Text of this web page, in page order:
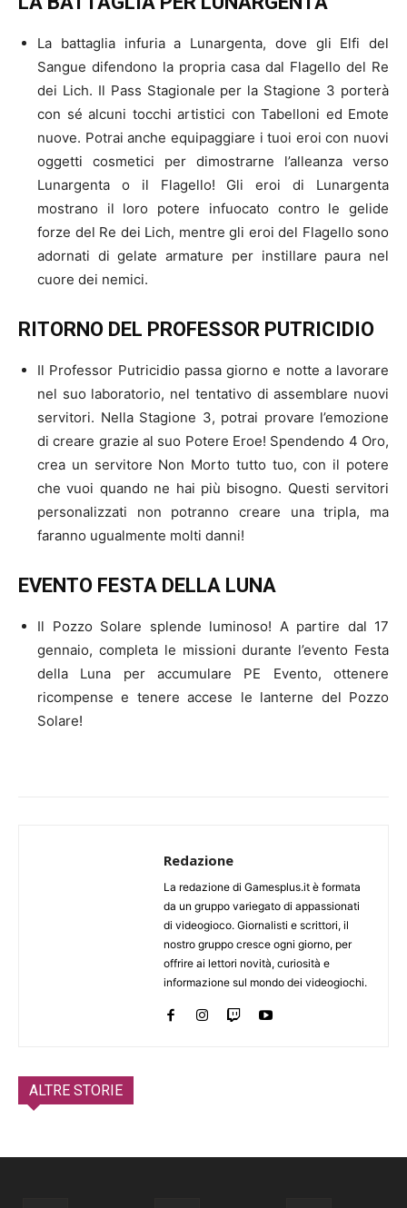
La battaglia infuria a Lunargenta, dove gli Elfi del
Sangue difendono la propria casa dal Flagello del Re
dei Lich. Il Pass Stagionale per la Stagione 3 porterà
con sé alcuni tocchi artistici con Tabelloni ed Emote
nuove. Potrai anche equipaggiare i tuoi eroi con nuovi
oggetti cosmetici per dimostrarne l’alleanza verso
Lunargenta o il Flagello! Gli eroi di Lunargenta
mostrano il loro potere infuocato contro le gelide
forze del Re dei Lich, mentre gli eroi del Flagello sono
adornati di gelate armature per instillare paura nel
cuore dei nemici.
RITORNO DEL PROFESSOR PUTRICIDIO
Il Professor Putricidio passa giorno e notte a lavorare
nel suo laboratorio, nel tentativo di assemblare nuovi
servitori. Nella Stagione 3, potrai provare l’emozione
di creare grazie al suo Potere Eroe! Spendendo 4 Oro,
crea un servitore Non Morto tutto tuo, con il potere
che vuoi quando ne hai più bisogno. Questi servitori
personalizzati non potranno creare una tripla, ma
faranno ugualmente molti danni!
EVENTO FESTA DELLA LUNA
Il Pozzo Solare splende luminoso! A partire dal 17
gennaio, completa le missioni durante l’evento Festa
della Luna per accumulare PE Evento, ottenere
ricompense e tenere accese le lanterne del Pozzo
Solare!
Redazione
La redazione di Gamesplus.it è formata
da un gruppo variegato di appassionati
di videogioco. Giornalisti e scrittori, il
nostro gruppo cresce ogni giorno, per
offrire ai lettori novità, curiosità e
informazione sul mondo dei videogiochi.
ALTRE STORIE